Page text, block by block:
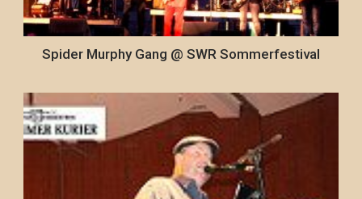
Spider Murphy Gang @ SWR Sommerfestival